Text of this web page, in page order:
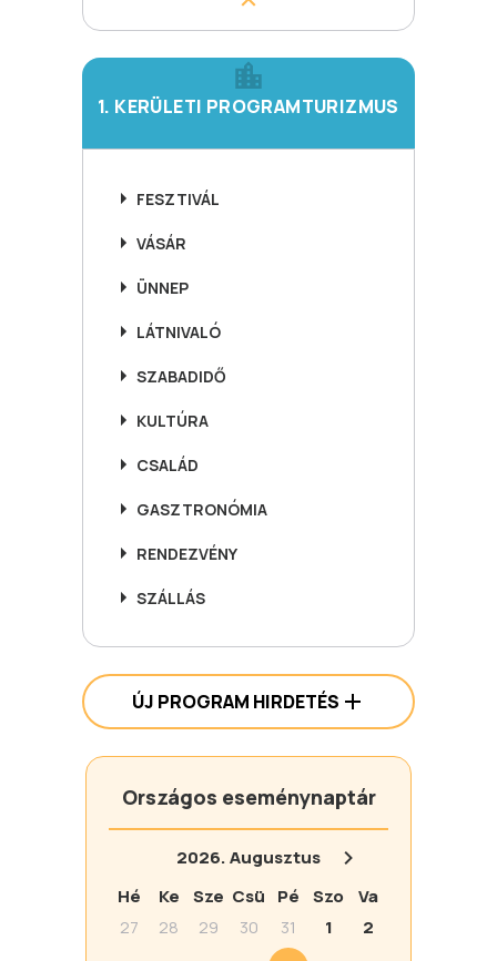
1. KERÜLETI PROGRAMTURIZMUS
FESZTIVÁL
VÁSÁR
ÜNNEP
LÁTNIVALÓ
SZABADIDŐ
KULTÚRA
CSALÁD
GASZTRONÓMIA
RENDEZVÉNY
SZÁLLÁS
ÚJ PROGRAM HIRDETÉS
Országos eseménynaptár
2026.Augusztus
Hé
Ke Sze Csü Pé Szo
Va
27
28 29 30 31 1
2